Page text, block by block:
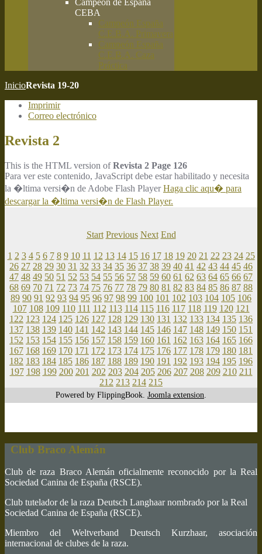
Campeón de España
CEBA
Campeón España
C.E.B.A. Primavera
Campeón España
C.E.B.A. Caza
Práctica
InicioRevista 19-20
Imprimir
Correo electrónico
Revista 2
This is the HTML version ofRevista 2 Page 126
Para ver este contenido, JavaScript debe estar habilitado y necesita
la �ltima versi�n de Adobe Flash PlayerHaga clic aqu� para
descargar la �ltima versi�n de Flash Player.
Start Previous Next End
1 2 3 4 5 6 7 8 9 10 11 12 13 14 15 16 17 18 19 20 21 22 23 24 25
26 27 28 29 30 31 32 33 34 35 36 37 38 39 40 41 42 43 44 45 46
47 48 49 50 51 52 53 54 55 56 57 58 59 60 61 62 63 64 65 66 67
68 69 70 71 72 73 74 75 76 77 78 79 80 81 82 83 84 85 86 87 88
89 90 91 92 93 94 95 96 97 98 99 100 101 102 103 104 105 106
107 108 109 110 111 112 113 114 115 116 117 118 119 120 121
122 123 124 125 126 127 128 129 130 131 132 133 134 135 136
137 138 139 140 141 142 143 144 145 146 147 148 149 150 151
152 153 154 155 156 157 158 159 160 161 162 163 164 165 166
167 168 169 170 171 172 173 174 175 176 177 178 179 180 181
182 183 184 185 186 187 188 189 190 191 192 193 194 195 196
197 198 199 200 201 202 203 204 205 206 207 208 209 210 211
212 213 214 215
Powered by FlippingBook. Joomla extension
Club Braco Alemán
Club de raza Braco Alemán oficialmente reconocido por la Real
Sociedad Canina de España (RSCE).
Club tutelador de la raza Deutsch Langhaar nombrado por la Real
Sociedad Canina de España (RSCE).
Miembro del Weltverband Deutsch Kurzhaar, asociación
internacional de clubes de la raza.